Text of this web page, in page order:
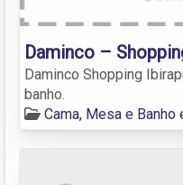
Daminco –
Daminco Shopping
banho.
Cama, Mesa e Banho